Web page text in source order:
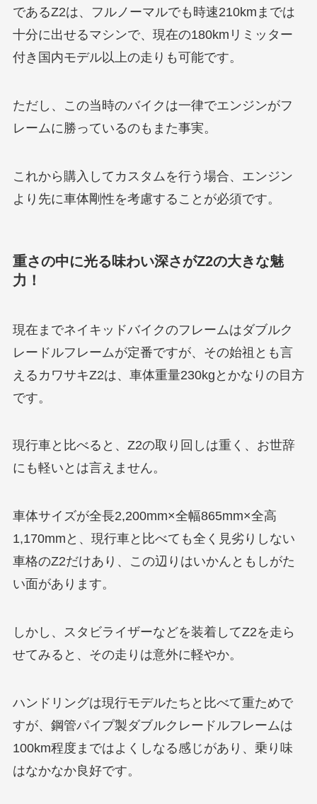
であるZ2は、フルノーマルでも時速210kmまでは
十分に出せるマシンで、現在の180kmリミッター
付き国内モデル以上の走りも可能です。
ただし、この当時のバイクは一律でエンジンがフ
レームに勝っているのもまた事実。
これから購入してカスタムを行う場合、エンジン
より先に車体剛性を考慮することが必須です。
重さの中に光る味わい深さがZ2の大きな魅
力！
現在までネイキッドバイクのフレームはダブルク
レードルフレームが定番ですが、その始祖とも言
えるカワサキZ2は、車体重量230kgとかなりの目方
です。
現行車と比べると、Z2の取り回しは重く、お世辞
にも軽いとは言えません。
車体サイズが全長2,200mm×全幅865mm×全高
1,170mmと、現行車と比べても全く見劣りしない
車格のZ2だけあり、この辺りはいかんともしがた
い面があります。
しかし、スタビライザーなどを装着してZ2を走ら
せてみると、その走りは意外に軽やか。
ハンドリングは現行モデルたちと比べて重ためで
すが、鋼管パイプ製ダブルクレードルフレームは
100km程度まではよくしなる感じがあり、乗り味
はなかなか良好です。